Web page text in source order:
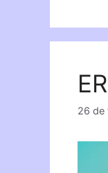
26 de